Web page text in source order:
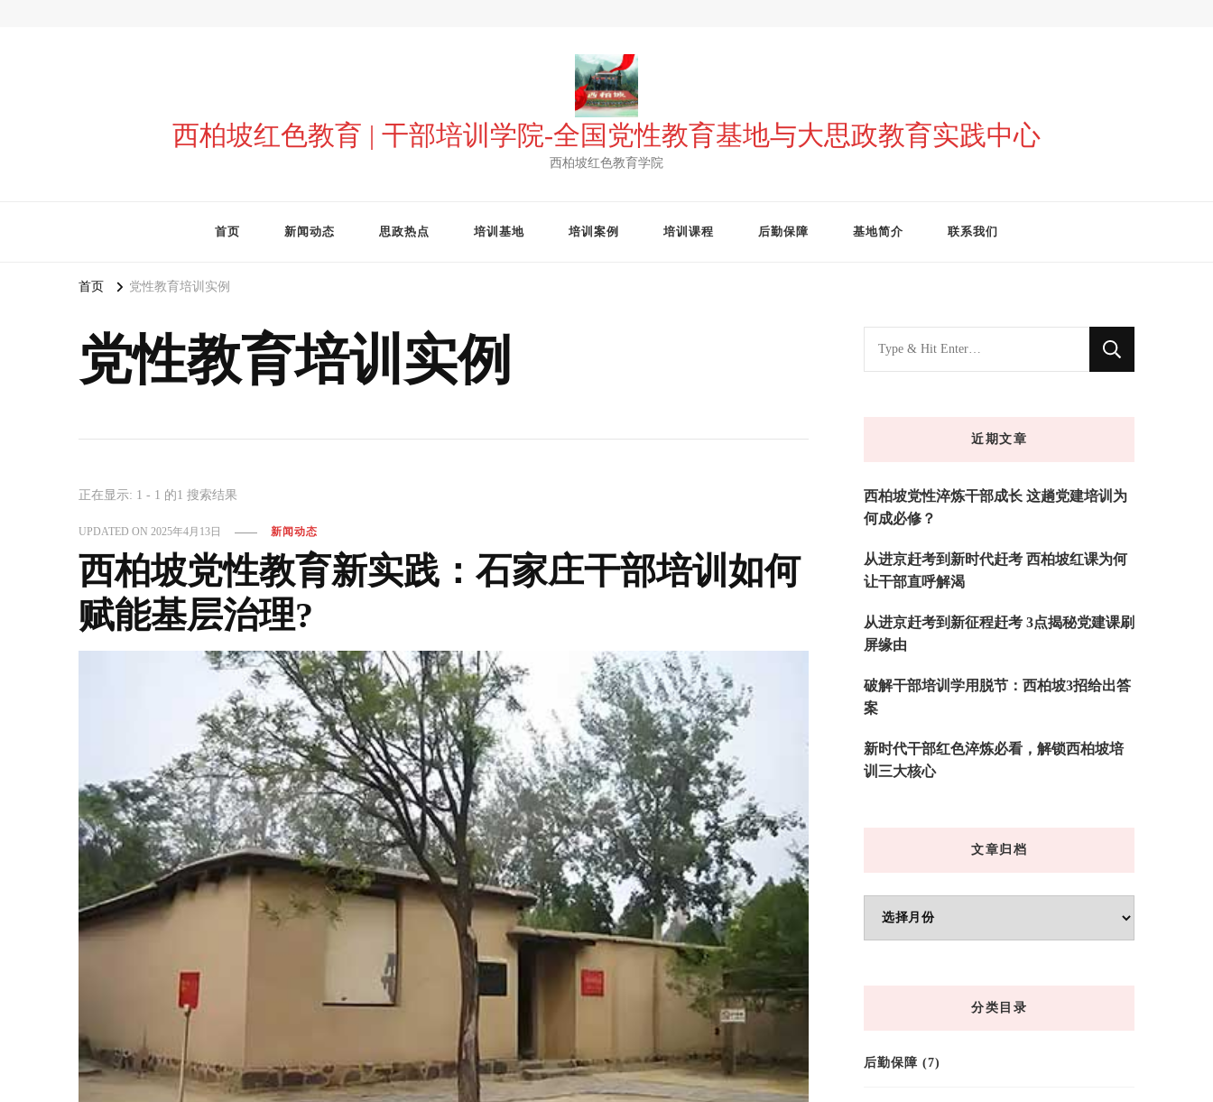
西柏坡红色教育 | 干部培训学院-全国党性教育基地与大思政教育实践中心
西柏坡红色教育学院
首页 新闻动态 思政热点 培训基地 培训案例 培训课程 后勤保障 基地简介 联系我们
首页 党性教育培训实例
党性教育培训实例
正在显示: 1 - 1 的1 搜索结果
UPDATED ON2025年4月13日 新闻动态
西柏坡党性教育新实践：石家庄干部培训如何
赋能基层治理?
找
什
近期文章
西柏坡党性淬炼干部成长 这趟党建培训为
何成必修？
从进京赶考到新时代赶考 西柏坡红课为何
让干部直呼解渴
从进京赶考到新征程赶考 3点揭秘党建课刷
屏缘由
破解干部培训学用脱节：西柏坡3招给出答
案
新时代干部红色淬炼必看，解锁西柏坡培
训三大核心
文章归档
章
分类目录
后勤保障 (7)